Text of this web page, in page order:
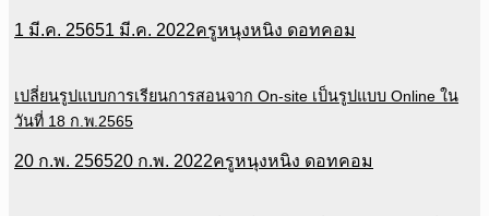
1 มี.ค. 25651 มี.ค. 2022ครูหนุงหนิง ดอทคอม
เปลี่ยนรูปแบบการเรียนการสอนจาก On-site เป็นรูปแบบ Online ใน
วันที่ 18 ก.พ.2565
20 ก.พ. 256520 ก.พ. 2022ครูหนุงหนิง ดอทคอม